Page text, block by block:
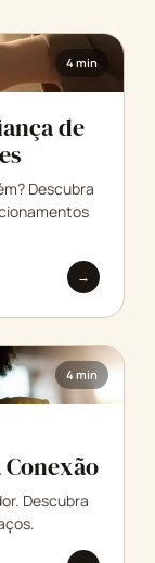
4 min
de
Descubra
→
4 min
Descubra